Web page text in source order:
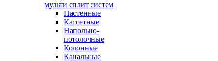
мульти сплит систем
Настенные
Кассетные
Напольно-
потолочные
Колонные
Канальные